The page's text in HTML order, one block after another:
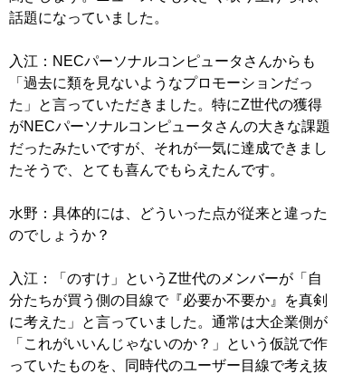
話題になっていました。
入江：NECパーソナルコンピュータさんからも
「過去に類を見ないようなプロモーションだっ
た」と言っていただきました。特にZ世代の獲得
がNECパーソナルコンピュータさんの大きな課題
だったみたいですが、それが一気に達成できまし
たそうで、とても喜んでもらえたんです。
水野：具体的には、どういった点が従来と違った
のでしょうか？
入江：「のすけ」というZ世代のメンバーが「自
分たちが買う側の目線で『必要か不要か』を真剣
に考えた」と言っていました。通常は大企業側が
「これがいいんじゃないのか？」という仮説で作
っていたものを、同時代のユーザー目線で考え抜